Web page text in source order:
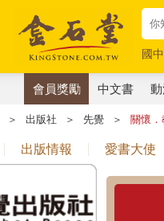
國
唯
會員獎勵 中文書
＞ 出版社 ＞ 先覺 ＞ 關懷．
出版情報 愛書大使